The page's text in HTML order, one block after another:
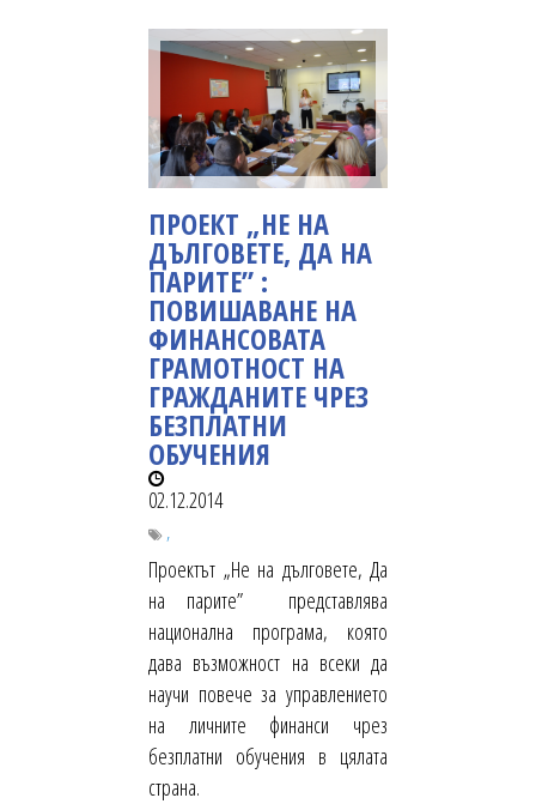
ПРОЕКТ „НЕ НА
ДЪЛГОВЕТЕ, ДА НА
ПАРИТЕ” :
ПОВИШАВАНЕ НА
ФИНАНСОВАТА
ГРАМОТНОСТ НА
ГРАЖДАНИТЕ ЧРЕЗ
БЕЗПЛАТНИ
ОБУЧЕНИЯ
02.12.2014
,
Проектът „Не на дълговете, Да
на парите” представлява
национална програма, която
дава възможност на всеки да
научи повече за управлението
на личните финанси чрез
безплатни обучения в цялата
страна.